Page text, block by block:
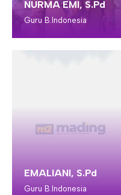
NURMA EMI, S.Pd
Guru B.Indonesia
EMALIANI, S.Pd
Guru B.Indonesia